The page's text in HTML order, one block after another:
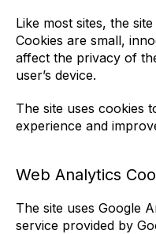
Like most sites, the
Cookies are small,
affect the privacy of
user’s device.
The site uses cookies
experience and
Web Analytics
The site uses Google
service provided by